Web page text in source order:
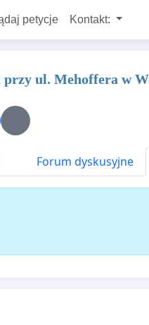
petycje Kontakt:
przy ul. Mehoffera w
Forum dyskusyjne